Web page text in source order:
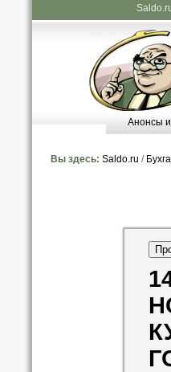
Анонсы
Вы здесь: Saldo.ru /